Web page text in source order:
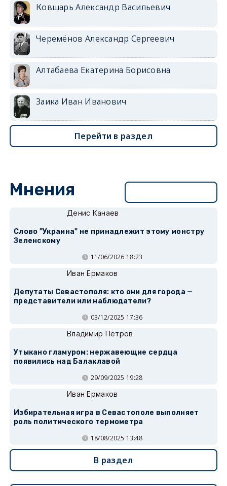
Ковшарь Александр Васильевич
Черемёнов Александр Сергеевич
Алтабаева Екатерина Борисовна
Заика Иван Иванович
Перейти в раздел
Мнения
Денис Канаев
Слово "Украина" не принадлежит этому монстру
Зеленскому
11/06/2026 18:23
Иван Ермаков
Депутаты Севастополя: кто они для города —
представители или наблюдатели?
03/12/2025 17:36
Владимир Петров
Утыкано гламуром: нержавеющие сердца
появились над Балаклавой
29/09/2025 19:28
Иван Ермаков
Избирательная игра в Севастополе выполняет
роль политического термометра
18/08/2025 13:48
В раздел